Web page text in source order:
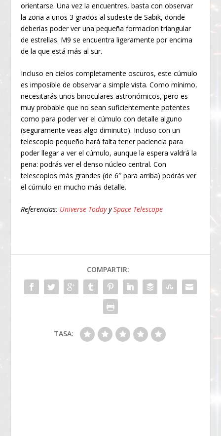
orientarse. Una vez la encuentres, basta con observar
la zona a unos 3 grados al sudeste de Sabik, donde
deberías poder ver una pequeña formacíon triangular
de estrellas. M9 se encuentra ligeramente por encima
de la que está más al sur.
Incluso en cielos completamente oscuros, este cúmulo
es imposible de observar a simple vista. Como mínimo,
necesitarás unos binoculares astronómicos, pero es
muy probable que no sean suficientemente potentes
como para poder ver el cúmulo con detalle alguno
(seguramente veas algo diminuto). Incluso con un
telescopio pequeño hará falta tener paciencia para
poder llegar a ver el cúmulo, aunque la espera valdrá la
pena: podrás ver el denso núcleo central. Con
telescopios más grandes (de 6″ para arriba) podrás ver
el cúmulo en mucho más detalle.
Referencias: Universe TodayySpace Telescope
COMPARTIR:
TASA: